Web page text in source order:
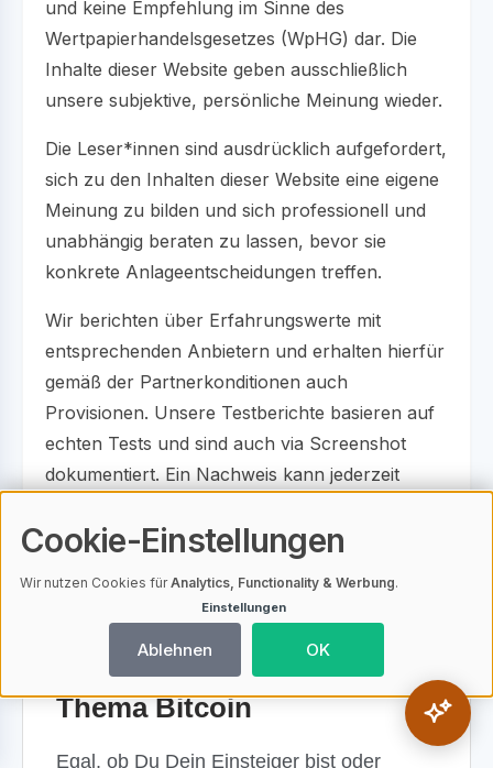
und keine Empfehlung im Sinne des
Wertpapierhandelsgesetzes (WpHG) dar. Die
Inhalte dieser Website geben ausschließlich
unsere subjektive, persönliche Meinung wieder.
Die Leser*innen sind ausdrücklich aufgefordert,
sich zu den Inhalten dieser Website eine eigene
Meinung zu bilden und sich professionell und
unabhängig beraten zu lassen, bevor sie
konkrete Anlageentscheidungen treffen.
Wir berichten über Erfahrungswerte mit
entsprechenden Anbietern und erhalten hierfür
gemäß der Partnerkonditionen auch
Provisionen. Unsere Testberichte basieren auf
echten Tests und sind auch via Screenshot
dokumentiert. Ein Nachweis kann jederzeit
Die besten Bücher zum
Thema Bitcoin
Egal, ob Du Dein Einsteiger bist oder
Cookie-Einstellungen
Wir nutzen Cookies fürAnalytics, Functionality & Werbung.
Einstellungen
Ablehnen OK